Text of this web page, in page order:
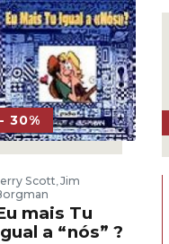
- 30%
Scott,Jim
mais Tu
a “nós” ?